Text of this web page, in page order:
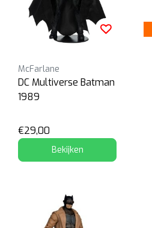
McFarlane
DC Multiverse Batman
1989
€29,00
Bekijken